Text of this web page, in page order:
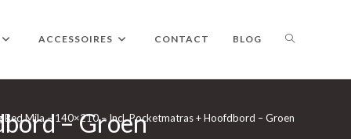
ACCESSOIRES CONTACT BLOG TOGGLE
WEBSITE
– Groen
Bed Mila – 140×210 – Incl. Pocketmatras + Hoofdbord – Groen